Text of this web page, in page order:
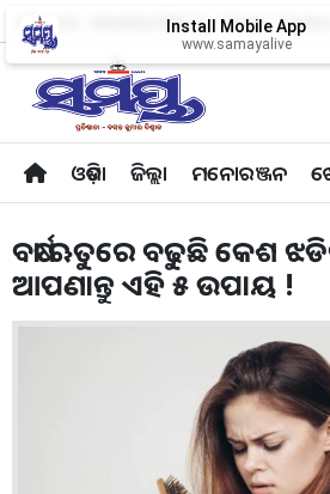
About Us Advertise With Us Career Contact
ଓଡ଼ିଶା ଜିଲ୍ଲା ମନୋରଞ୍ଜନ
Install Mobile App
www.samayalive
ବର୍ଷା ଋତୁରେ ବଢୁଛି କେଶ
ଆପଣାନ୍ତୁ ଏହି ୫ ଉପାୟ !